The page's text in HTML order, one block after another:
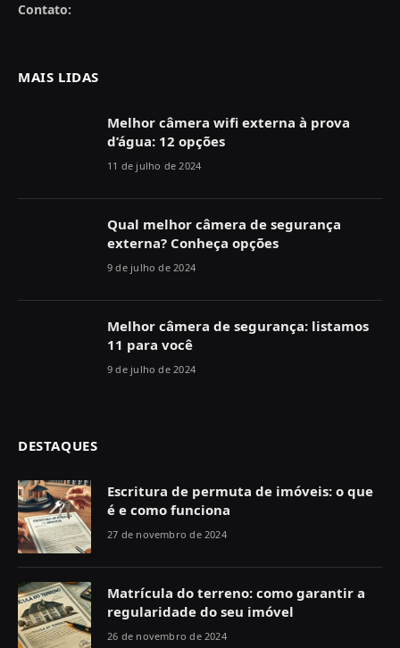
Contato:
MAIS LIDAS
Melhor câmera wifi externa à prova
d’água: 12 opções
11 de julho de 2024
Qual melhor câmera de segurança
externa? Conheça opções
9 de julho de 2024
Melhor câmera de segurança: listamos
11 para você
9 de julho de 2024
DESTAQUES
Escritura de permuta de imóveis: o que
é e como funciona
27 de novembro de 2024
Matrícula do terreno: como garantir a
regularidade do seu imóvel
26 de novembro de 2024